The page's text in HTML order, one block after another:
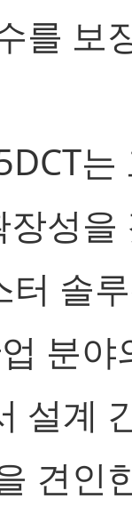
를 보
는
성을
터 솔
분야
설계
견인